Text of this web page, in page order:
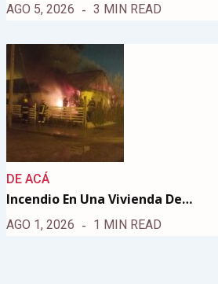
AGO 5, 2026 3 MIN READ
DE ACÁ
Incendio En Una Vivienda De…
AGO 1, 2026 1 MIN READ